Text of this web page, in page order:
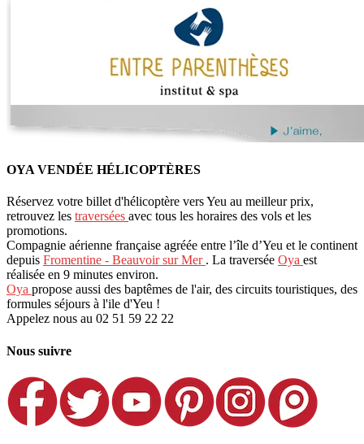
OYA VENDÉE HÉLICOPTÈRES
Réservez votre billet d'hélicoptère vers Yeu au meilleur prix,
retrouvez les traversées avec tous les horaires des vols et les
promotions.
Compagnie aérienne française agréée entre l’île d’Yeu et le continent
depuis Fromentine - Beauvoir sur Mer . La traversée Oya est
réalisée en 9 minutes environ.
Oya propose aussi des baptêmes de l'air, des circuits touristiques, des
formules séjours à l'ile d'Yeu !
Appelez nous au 02 51 59 22 22
Nous suivre